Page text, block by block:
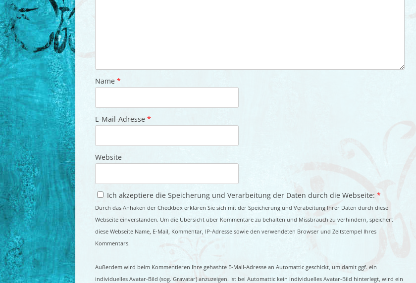
Name *
E-Mail-Adresse *
Website
Ich akzeptiere die Speicherung und Verarbeitung der Daten durch die Webseite: *
Durch das Anhaken der Checkbox erklären Sie sich mit der Speicherung und Verabeitung Ihrer Daten durch diese
Webseite einverstanden. Um die Übersicht über Kommentare zu behalten und Missbrauch zu verhindern, speichert
diese Webseite Name, E-Mail, Kommentar, IP-Adresse sowie den verwendeten Browser und Zeitstempel Ihres
Kommentars.
Außerdem wird beim Kommentieren Ihre gehashte E-Mail-Adresse an Automattic geschickt, um damit ggf. ein
individuelles Avatar-Bild (sog. Gravatar) anzuzeigen. Ist bei Automattic kein individuelles Avatar-Bild hinterlegt, wird ein